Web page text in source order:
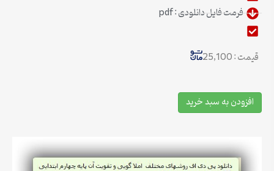
فرمت فایل دانلودی : pdf
قیمت : 25,100
افزودن به سبد خرید